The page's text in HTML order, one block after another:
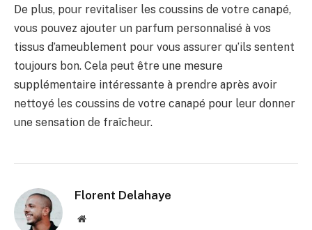
De plus, pour revitaliser les coussins de votre canapé,
vous pouvez ajouter un parfum personnalisé à vos
tissus d’ameublement pour vous assurer qu’ils sentent
toujours bon. Cela peut être une mesure
supplémentaire intéressante à prendre après avoir
nettoyé les coussins de votre canapé pour leur donner
une sensation de fraîcheur.
Florent Delahaye
Site